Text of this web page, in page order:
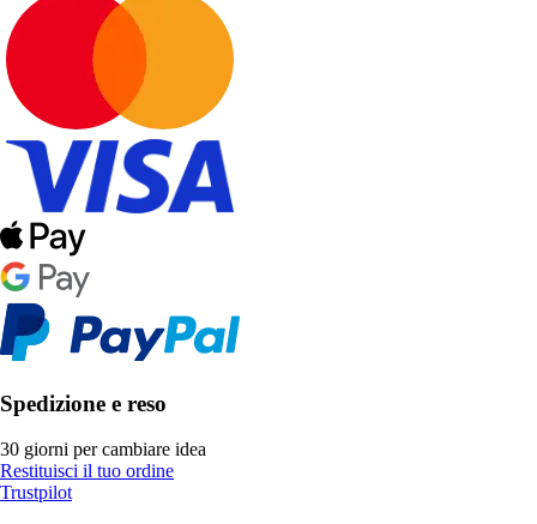
Spedizione e reso
30 giorni per cambiare idea
Restituisci il tuo ordine
Trustpilot